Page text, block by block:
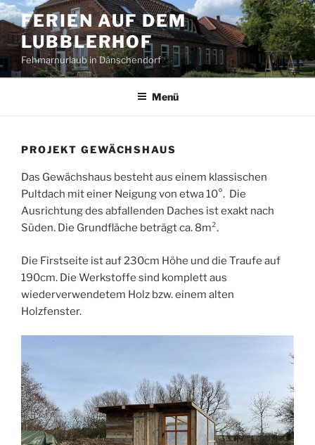
Zum
Inhalt
springen
FERIEN AUF DEM
LUBBLERHOF
Fehmarnurlaub in Dänschendorf
Menü
PROJEKT GEWÄCHSHAUS
Das Gewächshaus besteht aus einem klassischen
Pultdach mit einer Neigung von etwa 10°. Die
Ausrichtung des abfallenden Daches ist exakt nach
Süden. Die Grundfläche beträgt ca. 8m².
Die Firstseite ist auf 230cm Höhe und die Traufe auf
190cm. Die Werkstoffe sind komplett aus
wiederverwendetem Holz bzw. einem alten
Holzfenster.